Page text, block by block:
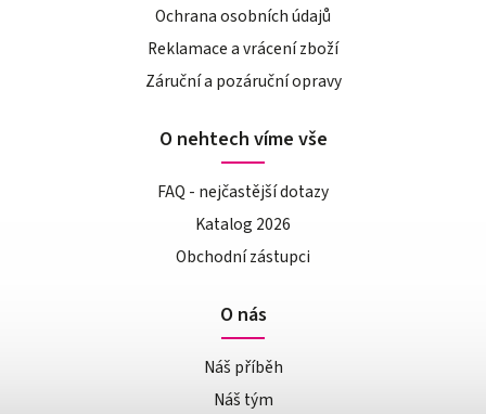
Ochrana osobních údajů
Reklamace a vrácení zboží
Záruční a pozáruční opravy
O nehtech víme vše
FAQ - nejčastější dotazy
Katalog 2026
Obchodní zástupci
O nás
Náš příběh
Náš tým